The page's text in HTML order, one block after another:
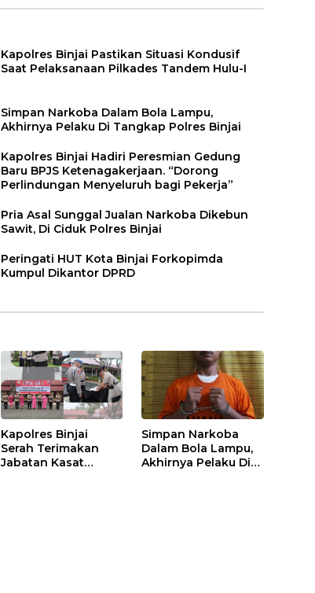
Kapolres Binjai Pastikan Situasi Kondusif
Saat Pelaksanaan Pilkades Tandem Hulu-I
Simpan Narkoba Dalam Bola Lampu,
Akhirnya Pelaku Di Tangkap Polres Binjai
Kapolres Binjai Hadiri Peresmian Gedung
Baru BPJS Ketenagakerjaan. “Dorong
Perlindungan Menyeluruh bagi Pekerja”
Pria Asal Sunggal Jualan Narkoba Dikebun
Sawit, Di Ciduk Polres Binjai
Peringati HUT Kota Binjai Forkopimda
Kumpul Dikantor DPRD
Kapolres Binjai
Serah Terimakan
Jabatan Kasat
Simpan Narkoba
Dalam Bola Lampu,
Akhirnya Pelaku Di